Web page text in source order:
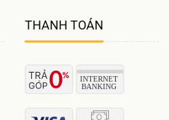
THANH TOÁN